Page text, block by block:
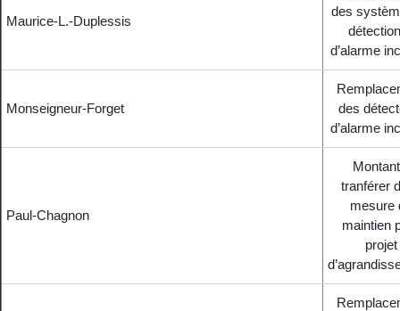
Maurice-L.-Duplessis
des
d’alarme
Monseigneur-Forget
des
d’alarme
Paul-Chagnon
tranférer
mesure
maintien
projet